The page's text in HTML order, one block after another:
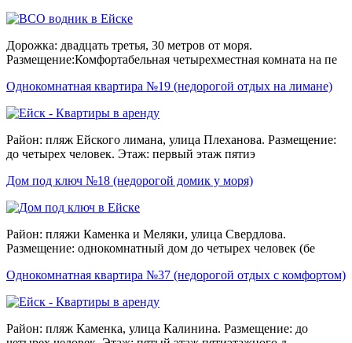
Дорожка: двадцать третья, 30 метров от моря.
Размещение:Комфортабельная четырехместная комната на пе
Однокомнатная квартира №19 (недорогой отдых на лимане)
Район: пляж Ейского лимана, улица Плеханова. Размещение:
до четырех человек. Этаж: первый этаж пятиэ
Дом под ключ №18 (недорогой домик у моря)
Район: пляжи Каменка и Меляки, улица Свердлова.
Размещение: однокомнатный дом до четырех человек (бе
Однокомнатная квартира №37 (недорогой отдых с комфортом)
Район: пляж Каменка, улица Калинина. Размещение: до